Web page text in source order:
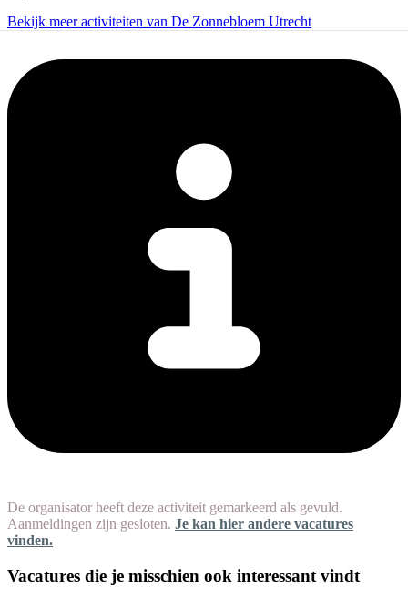
Bekijk meer activiteiten van De Zonnebloem Utrecht
De organisator heeft deze activiteit gemarkeerd als gevuld.
Aanmeldingen zijn gesloten. Je kan hier andere vacatures
vinden.
Vacatures die je misschien ook interessant vindt